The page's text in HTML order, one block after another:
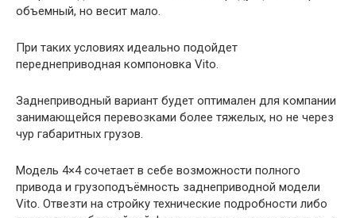
объемный, но весит мало.
При таких условиях идеально подойдет
переднеприводная компоновка Vito.
Заднеприводный вариант будет оптимален для компании
занимающейся перевозками более тяжелых, но не через
чур габаритных грузов.
Модель 4×4 сочетает в себе возможности полного
привода и грузоподъёмность заднеприводной модели
Vito. Отвезти на стройку технические подробности либо